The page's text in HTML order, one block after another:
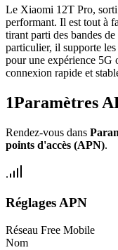
Le Xiaomi 12T Pro, sorti
performant. Il est tout à
tirant parti des bandes
particulier, il supporte
pour une expérience 5G
connexion rapide et
1Paramètres
Rendez-vous dans
points d'accès (APN).
Réglages APN
Réseau Free Mobile
Nom